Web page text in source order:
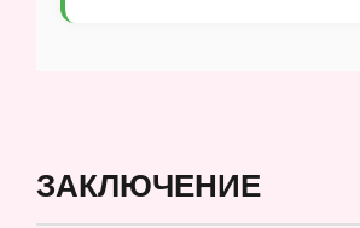
ЗАКЛЮЧЕНИЕ